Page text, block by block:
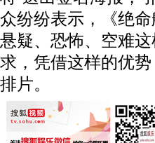
众纷纷表示，《绝
悬疑、恐怖、空难
求，凭借这样的优
排片。